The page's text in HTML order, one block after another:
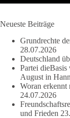
DieBasis
❌ Kleine Parteien
🗳 Bei der
gültige
siebte.
Neueste Beiträge
Grundrechte
28.07.2026
Deutschland
Partei dieBasis
August in
Woran erkennt
24.07.2026
und Frieden